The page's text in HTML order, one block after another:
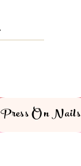
Press On Nails